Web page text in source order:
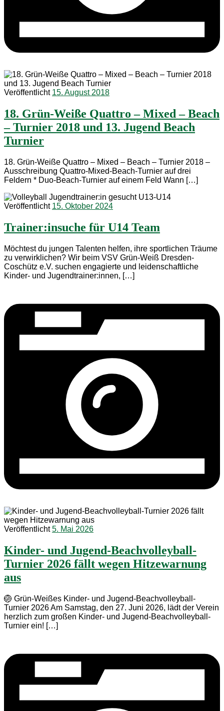
Veröffentlicht 15. August 2018
18. Grün-Weiße Quattro – Mixed – Beach
– Turnier 2018 und 13. Jugend Beach
Turnier
18. Grün-Weiße Quattro – Mixed – Beach – Turnier 2018 –
Ausschreibung Quattro-Mixed-Beach-Turnier auf drei
Feldern * Duo-Beach-Turnier auf einem Feld Wann […]
Veröffentlicht 15. Oktober 2024
Trainer:insuche für U14 Team
Möchtest du jungen Talenten helfen, ihre sportlichen Träume
zu verwirklichen? Wir beim VSV Grün-Weiß Dresden-
Coschütz e.V. suchen engagierte und leidenschaftliche
Kinder- und Jugendtrainer:innen, […]
Veröffentlicht5. Mai 2026
Kinder- und Jugend-Beachvolleyball-
Turnier 2026 fällt wegen Hitzewarnung
aus
🏐 Grün-Weißes Kinder- und Jugend-Beachvolleyball-
Turnier 2026 Am Samstag, den 27. Juni 2026, lädt der Verein
herzlich zum großen Kinder- und Jugend-Beachvolleyball-
Turnier ein! […]